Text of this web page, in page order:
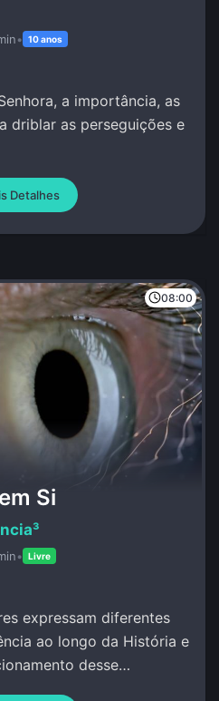
• 10 anos
a importância, as
driblar as perseguições e
Detalhes
08:00
Si
• Livre
expressam diferentes
ao longo da História e
desse